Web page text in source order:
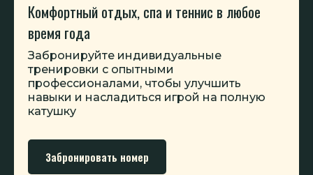
Комфортный отдых, спа и теннис в любое
время года
Забронируйте индивидуальные
тренировки с опытными
профессионалами, чтобы улучшить
навыки и насладиться игрой на полную
катушку
Забронировать номер